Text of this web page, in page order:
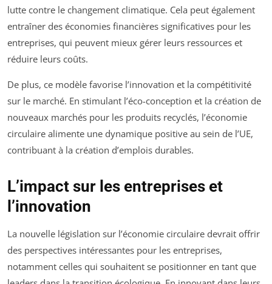
lutte contre le changement climatique. Cela peut également
entraîner des économies financières significatives pour les
entreprises, qui peuvent mieux gérer leurs ressources et
réduire leurs coûts.
De plus, ce modèle favorise l’innovation et la compétitivité
sur le marché. En stimulant l’éco-conception et la création de
nouveaux marchés pour les produits recyclés, l’économie
circulaire alimente une dynamique positive au sein de l’UE,
contribuant à la création d’emplois durables.
L’impact sur les entreprises et
l’innovation
La nouvelle législation sur l’économie circulaire devrait offrir
des perspectives intéressantes pour les entreprises,
notamment celles qui souhaitent se positionner en tant que